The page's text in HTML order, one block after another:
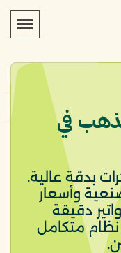
في
بدقة عالية.
وأسعار
دقيقة
نظام متكامل